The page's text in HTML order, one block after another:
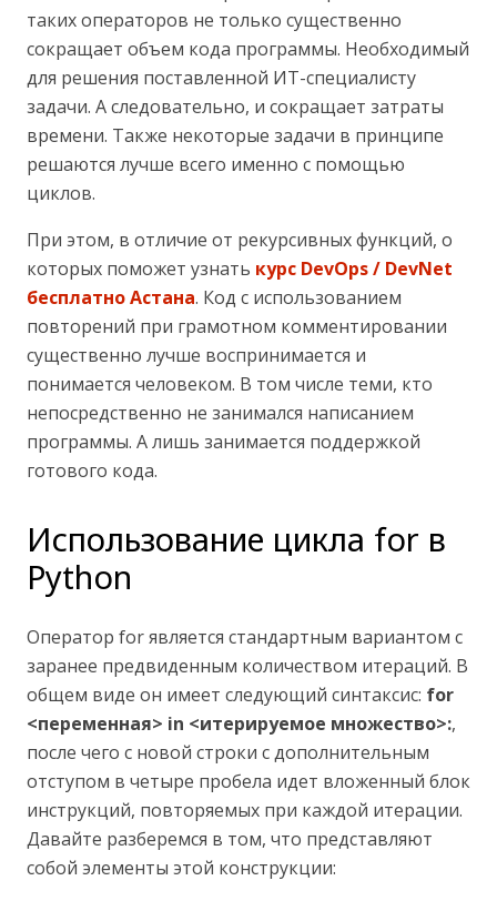
таких операторов не только существенно
сокращает объем кода программы. Необходимый
для решения поставленной ИТ-специалисту
задачи. А следовательно, и сокращает затраты
времени. Также некоторые задачи в принципе
решаются лучше всего именно с помощью
циклов.
При этом, в отличие от рекурсивных функций, о
которых поможет узнать курс DevOps / DevNet
бесплатно Астана. Код с использованием
повторений при грамотном комментировании
существенно лучше воспринимается и
понимается человеком. В том числе теми, кто
непосредственно не занимался написанием
программы. А лишь занимается поддержкой
готового кода.
Использование цикла for в
Python
Оператор for является стандартным вариантом с
заранее предвиденным количеством итераций. В
общем виде он имеет следующий синтаксис: for
<переменная> in <итерируемое множество>:,
после чего с новой строки с дополнительным
отступом в четыре пробела идет вложенный блок
инструкций, повторяемых при каждой итерации.
Давайте разберемся в том, что представляют
собой элементы этой конструкции: